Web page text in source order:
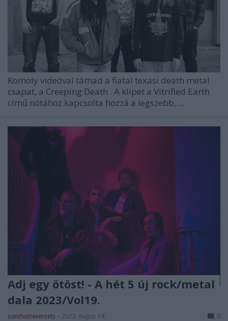
Komoly videóval támad a fiatal texasi death metal
csapat, a Creeping Death . A klipet a Vitrified Earth
című nótához kapcsolta hozzá a legszebb, ...
Adj egy ötöst! - A hét 5 új rock/metal
dala 2023/Vol19.
sunthatneversets • 2023. május 14. 0